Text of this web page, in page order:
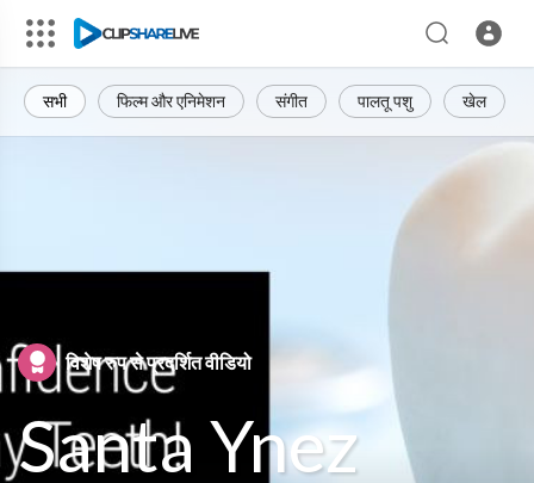
सभी फिल्म और एनिमेशन संगीत पालतू पशु खेल
विशेष रुप से प्रदर्शित वीडियो
Santa Ynez